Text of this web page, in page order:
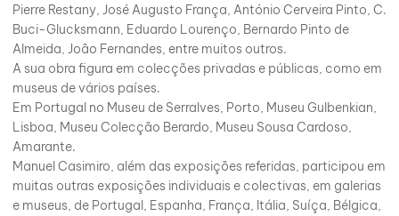
Pierre Restany, José Augusto França, António Cerveira Pinto, C.
Buci-Glucksmann, Eduardo Lourenço, Bernardo Pinto de
Almeida, João Fernandes, entre muitos outros.
A sua obra figura em colecções privadas e públicas, como em
museus de vários países.
Em Portugal no Museu de Serralves, Porto, Museu Gulbenkian,
Lisboa, Museu Colecção Berardo, Museu Sousa Cardoso,
Amarante.
Manuel Casimiro, além das exposições referidas, participou em
muitas outras exposições individuais e colectivas, em galerias
e museus, de Portugal, Espanha, França, Itália, Suíça, Bélgica,